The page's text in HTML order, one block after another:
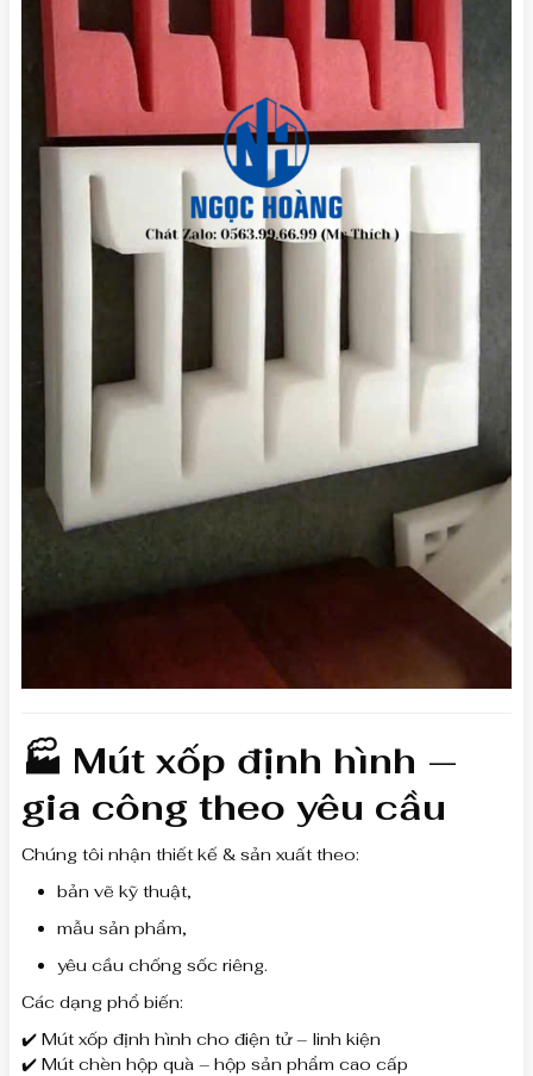
🏭 Mút xốp định hình —
gia công theo yêu cầu
Chúng tôi nhận thiết kế & sản xuất theo:
bản vẽ kỹ thuật,
mẫu sản phẩm,
yêu cầu chống sốc riêng.
Các dạng phổ biến:
✔️ Mút xốp định hình cho điện tử – linh kiện
✔️ Mút chèn hộp quà – hộp sản phẩm cao cấp